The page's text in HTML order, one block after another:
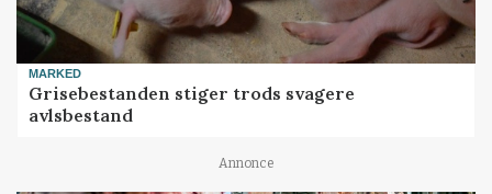
MARKED
Grisebestanden stiger trods svagere
avlsbestand
Annonce